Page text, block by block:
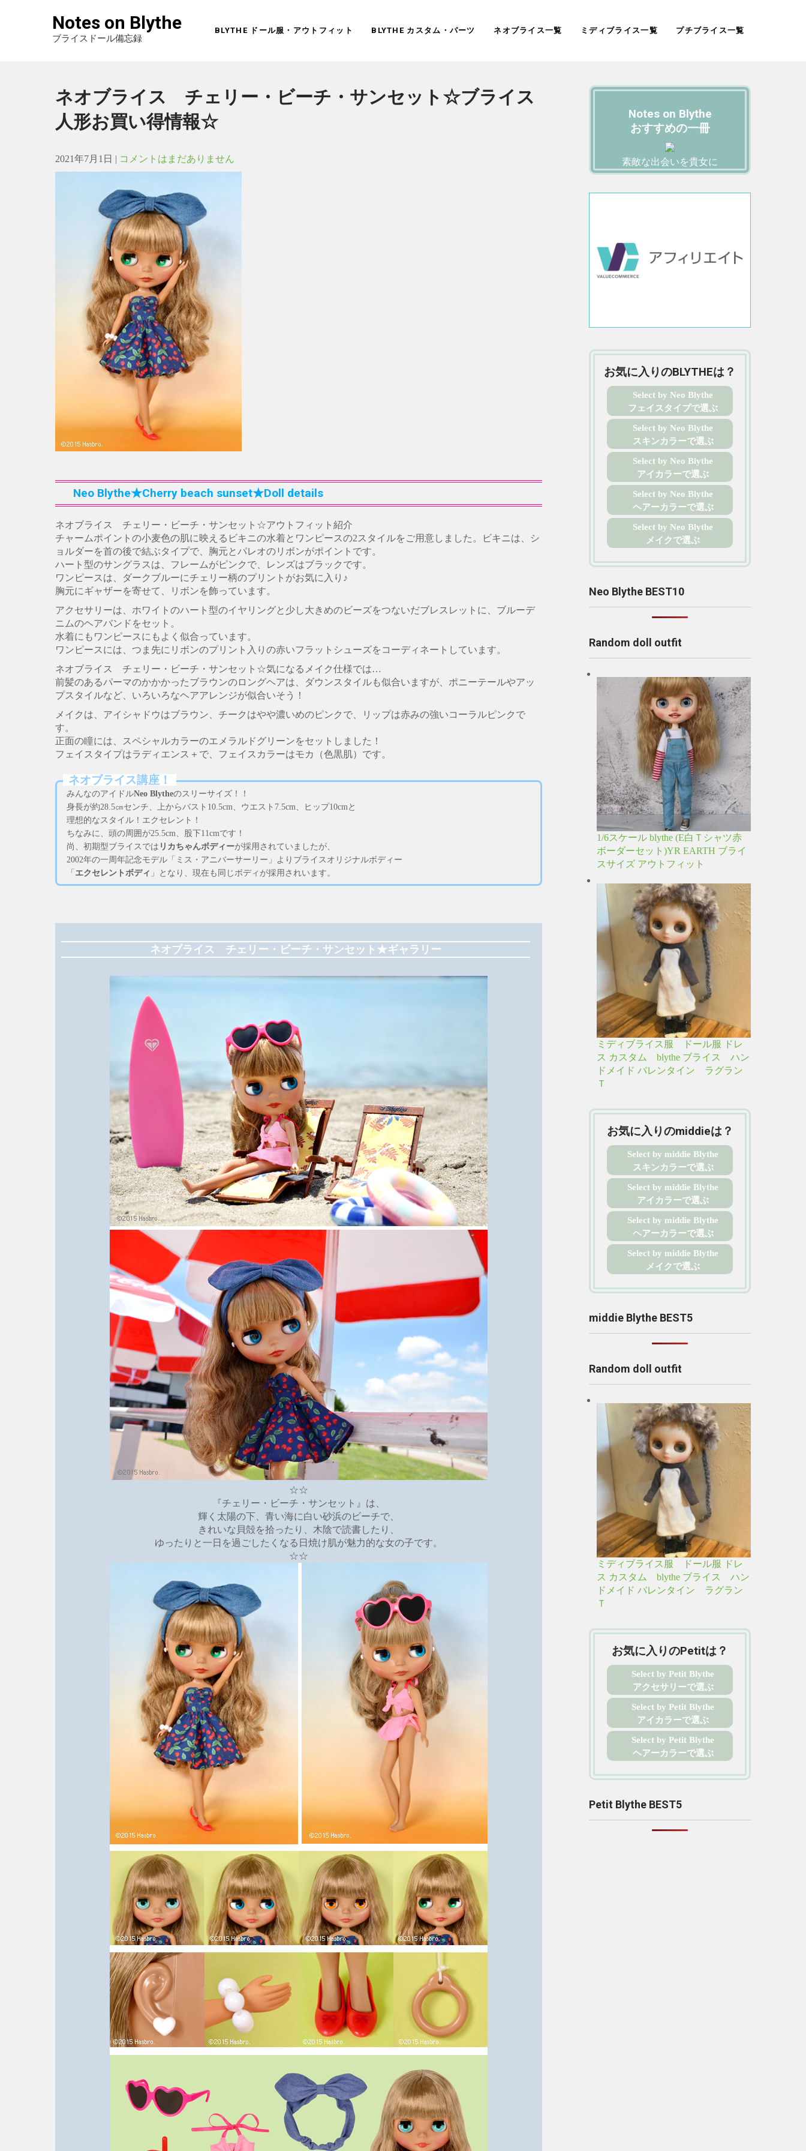
Notes on Blythe
ブライスドール備忘録
BLYTHE ドール服・アウトフィット BLYTHE カスタム・パーツ ネオブライス一覧 ミディブライス一覧 プチブライス一覧
ネオブライス チェリー・ビーチ・サンセット☆ブライス
人形お買い得情報☆
2021年7月1日 | コメントはまだありません
Neo Blythe★Cherry beach sunset★Doll details
ネオブライス チェリー・ビーチ・サンセット☆アウトフィット紹介
チャームポイントの小麦色の肌に映えるビキニの水着とワンピースの2スタイルをご用意しました。ビキニは、シ
ョルダーを首の後で結ぶタイプで、胸元とパレオのリボンがポイントです。
ハート型のサングラスは、フレームがピンクで、レンズはブラックです。
ワンピースは、ダークブルーにチェリー柄のプリントがお気に入り♪
胸元にギャザーを寄せて、リボンを飾っています。
アクセサリーは、ホワイトのハート型のイヤリングと少し大きめのビーズをつないだブレスレットに、ブルーデ
ニムのヘアバンドをセット。
水着にもワンピースにもよく似合っています。
ワンピースには、つま先にリボンのプリント入りの赤いフラットシューズをコーディネートしています。
ネオブライス チェリー・ビーチ・サンセット☆気になるメイク仕様では…
前髪のあるパーマのかかかったブラウンのロングヘアは、ダウンスタイルも似合いますが、ポニーテールやアッ
プスタイルなど、いろいろなヘアアレンジが似合いそう！
メイクは、アイシャドウはブラウン、チークはやや濃いめのピンクで、リップは赤みの強いコーラルピンクで
す。
正面の瞳には、スペシャルカラーのエメラルドグリーンをセットしました！
フェイスタイプはラディエンス＋で、フェイスカラーはモカ（色黒肌）です。
ネオブライス講座！
みんなのアイドルNeo Blytheのスリーサイズ！！
身長が約28.5㎝センチ、上からバスト10.5cm、ウエスト7.5cm、ヒップ10cmと
理想的なスタイル！エクセレント！
ちなみに、頭の周囲が25.5cm、股下11cmです！
尚、初期型ブライスでは リカちゃんボディーが採用されていましたが、
2002年の一周年記念モデル「ミス・アニバーサーリー」よりブライスオリジナルボディー
「 エクセレントボディ 」となり、現在も同じボディが採用されいます。
ネオブライス チェリー・ビーチ・サンセット★ギャラリー
☆☆
『チェリー・ビーチ・サンセット』は、
輝く太陽の下、青い海に白い砂浜のビーチで、
きれいな貝殻を拾ったり、木陰で読書したり、
ゆったりと一日を過ごしたくなる日焼け肌が魅力的な女の子です。
☆☆
Notes on Blythe
おすすめの一冊
素敵な出会いを貴女に
お気に入りのBLYTHEは？
Select by Neo Blythe
フェイスタイプで選ぶ
Select by Neo Blythe
スキンカラーで選ぶ
Select by Neo Blythe
アイカラーで選ぶ
Select by Neo Blythe
ヘアーカラーで選ぶ
Select by Neo Blythe
メイクで選ぶ
Neo Blythe BEST10
Random doll outfit
1/6スケール blythe (E白Ｔシャツ赤
ボーダーセット)YR EARTH ブライ
スサイズ アウトフィット
ミディブライス服 ドール服 ドレ
ス カスタム blythe ブライス ハン
ドメイド バレンタイン ラグラン
Ｔ
お気に入りのmiddieは？
Select by middie Blythe
スキンカラーで選ぶ
Select by middie Blythe
アイカラーで選ぶ
Select by middie Blythe
ヘアーカラーで選ぶ
Select by middie Blythe
メイクで選ぶ
middie Blythe BEST5
Random doll outfit
ミディブライス服 ドール服 ドレ
ス カスタム blythe ブライス ハン
ドメイド バレンタイン ラグラン
Ｔ
お気に入りのPetitは？
Select by Petit Blythe
アクセサリーで選ぶ
Select by Petit Blythe
アイカラーで選ぶ
Select by Petit Blythe
ヘアーカラーで選ぶ
Petit Blythe BEST5